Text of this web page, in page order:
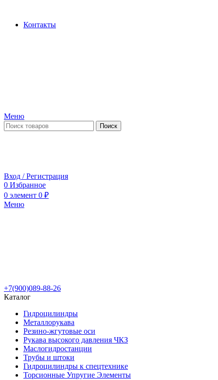
Контакты
Меню
Поиск
Вход / Регистрация
0 Избранное
0 элемент 0 ₽
Меню
+7(900)089-88-26
Каталог
Гидроцилиндры
Металлорукава
Резино-жгутовые оси
Рукава высокого давления ЧКЗ
Маслогидростанции
Трубы и штоки
Гидроцилиндры к спецтехнике
Торсионные Упругие Элементы